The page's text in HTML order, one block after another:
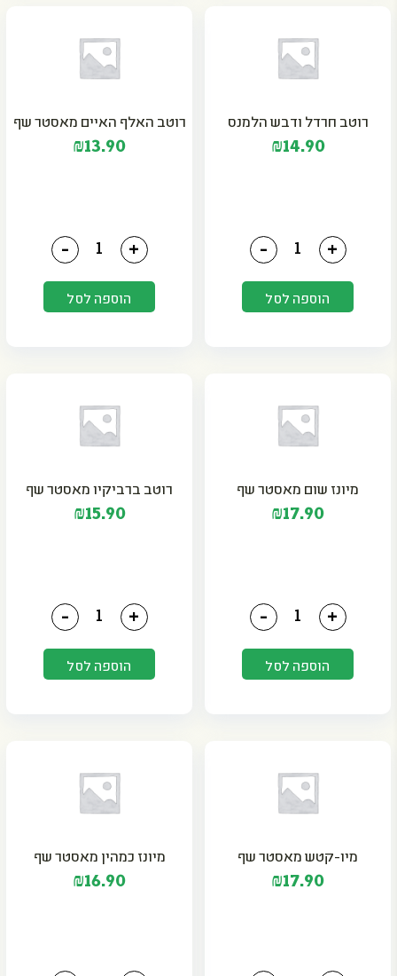
רוטב חרדל ודבש הלמנס
₪14.90
כמות של רוטב חרדל ודבש הלמנס
+
-
הוספה לסל
רוטב האלף האיים מאסטר שף
₪13.90
כמות של רוטב האלף
+
-
הוספה לסל
מיונז שום מאסטר שף
₪17.90
כמות של מיונז שום מאסטר שף
+
-
הוספה לסל
רוטב ברביקיו מאסטר שף
₪15.90
כמות של רוטב ברביקיו
+
-
הוספה לסל
מיו-קטש מאסטר שף
₪17.90
מיונז כמהין מאסטר שף
₪16.90